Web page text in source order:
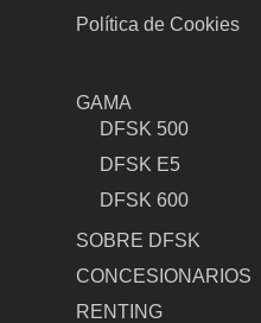
Política de Cookies
GAMA
DFSK 500
DFSK E5
DFSK 600
SOBRE DFSK
CONCESIONARIOS
RENTING